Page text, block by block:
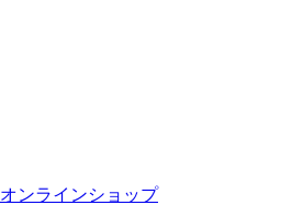
オンラインショップ